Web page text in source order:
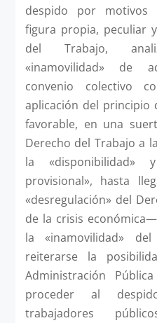
despido por motivos
figura propia, peculiar
del Trabajo,
«inamovilidad» de
convenio colectivo
aplicación del principio
favorable, en una
Derecho del Trabajo a
la «disponibilidad»
provisional», hasta
«desregulación» del
de la crisis
la «inamovilidad»
reiterarse la
Administración
proceder al
trabajadores